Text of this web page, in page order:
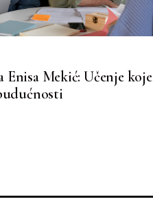
Mekić: Učenje koje